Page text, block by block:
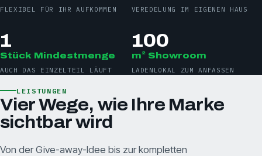
FLEXIBEL FÜR IHR AUFKOMMEN VEREDELUNG IM EIGENEN HAUS
1
Stück Mindestmenge
AUCH DAS EINZELTEIL LÄUFT
100
m² Showroom
LADENLOKAL ZUM ANFASSEN
LEISTUNGEN
Vier Wege, wie Ihre Marke
sichtbar wird
Von der Give-away-Idee bis zur kompletten